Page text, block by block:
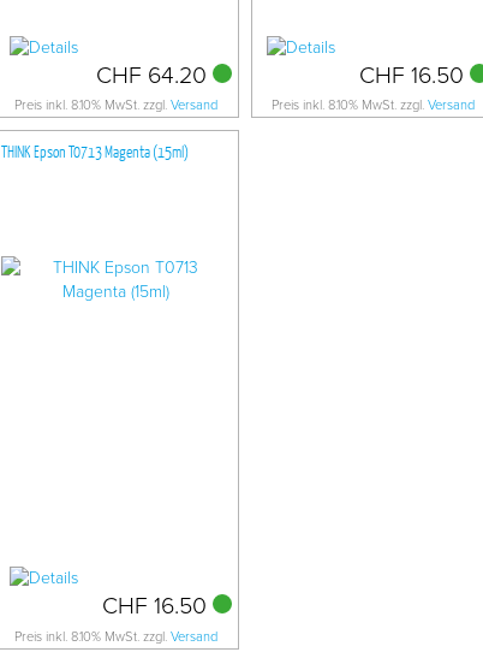
CHF 64.20
Preis inkl. 8.10% MwSt. zzgl.Versand
CHF 16.50
Preis inkl. 8.10% MwSt. zzgl.Versand
THINK Epson T0713 Magenta (15ml)
CHF 16.50
Preis inkl. 8.10% MwSt. zzgl.Versand